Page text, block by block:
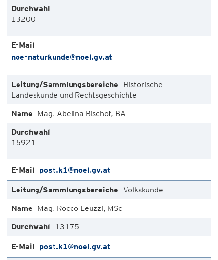
13200
noe-naturkunde@noel.gv.at
Historische
Landeskunde und Rechtsgeschichte
Mag. Abelina Bischof, BA
15921
post.k1@noel.gv.at
Volkskunde
Mag. Rocco Leuzzi, MSc
13175
post.k1@noel.gv.at